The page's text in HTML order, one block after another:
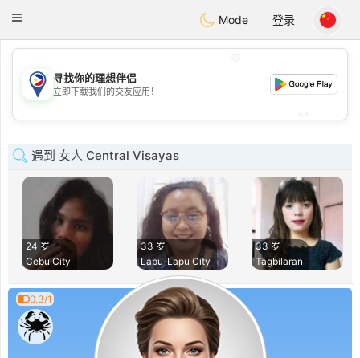
PhilippinesChat
Toggle
Mode 登录
💖
💕
寻找你的理想伴侣
立即下载我们的交友应用！
遇到 女人 Central Visayas
24 岁
Cebu City
33 岁
Lapu-Lapu City
33 岁
Tagbilaran
0.3/1